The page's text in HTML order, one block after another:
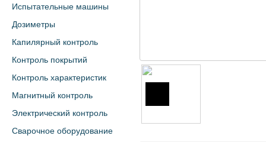
Испытательные машины
Дозиметры
Капилярный контроль
Контроль покрытий
Контроль характеристик
Магнитный контроль
Электрический контроль
Сварочное оборудование